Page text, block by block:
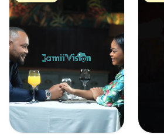
Homme offre une bague à sa fiancée pour la Saint-Valentin
0